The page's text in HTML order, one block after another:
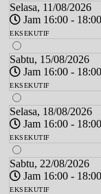
Selasa, 11/08/2026
Jam 16:00 - 18:00
EKSEKUTIF
Sabtu, 15/08/2026
Jam 16:00 - 18:00
EKSEKUTIF
Selasa, 18/08/2026
Jam 16:00 - 18:00
EKSEKUTIF
Sabtu, 22/08/2026
Jam 16:00 - 18:00
EKSEKUTIF